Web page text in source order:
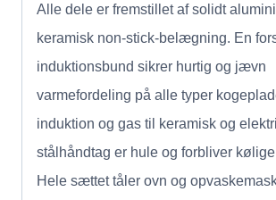
Alle dele er fremstillet af solidt
keramisk non-stick-belægning. En
induktionsbund sikrer hurtig og jævn
varmefordeling på alle typer
induktion og gas til keramisk og
stålhåndtag er hule og forbliver
Hele sættet tåler ovn og